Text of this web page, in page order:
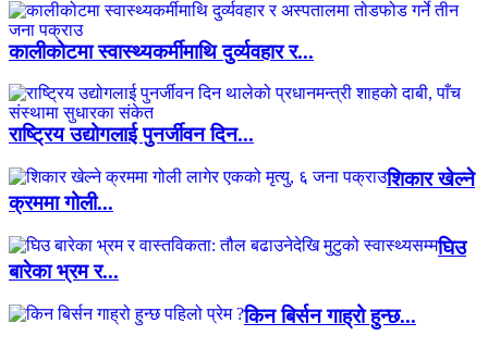
कालीकोटमा स्वास्थ्यकर्मीमाथि दुर्व्यवहार र...
राष्ट्रिय उद्योगलाई पुनर्जीवन दिन...
शिकार खेल्ने
क्रममा गोली...
घिउ
बारेका भ्रम र...
किन बिर्सन गाह्रो हुन्छ...